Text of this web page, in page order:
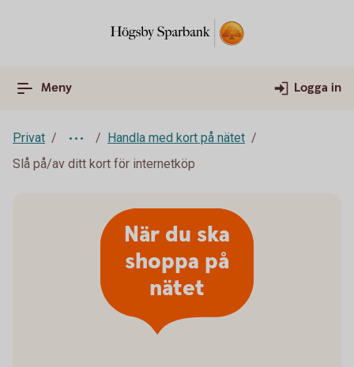
Meny Logga in
Privat
Handla med kort på nätet
Slå på/av ditt kort för internetköp
När du ska
shoppa på
nätet